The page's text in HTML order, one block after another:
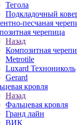
Тегола
Подкладочный
песчаная
черепица
Назад
Композитная
Metrotile
Luxard Технониколь
Gerard
кровля
Назад
Фальцевая кровля
Гранд лайн
ВИК